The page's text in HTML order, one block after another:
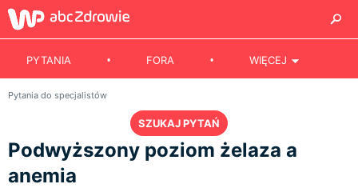
PYTANIA FORA WIĘCEJ
Pytania do specjalistów
SZUKAJ PYTAŃ
Podwyższony poziom żelaza a
anemia